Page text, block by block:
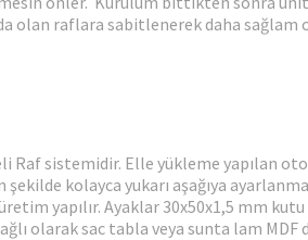
olan raflara sabitlenerek daha
Raf sistemidir. Elle yükleme yapılan
kolayca yukarı aşağıya
yapılır. Ayaklar 30x50x1,5 mm kutu
olarak sac tabla veya sunta lam